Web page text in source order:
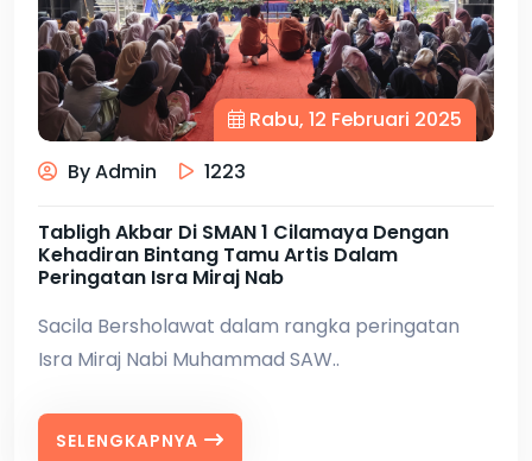
Rabu, 12 Februari 2025
By Admin
1223
Tabligh Akbar Di SMAN 1 Cilamaya Dengan
Kehadiran Bintang Tamu Artis Dalam
Peringatan Isra Miraj Nab
Sacila Bersholawat dalam rangka peringatan
Isra Miraj Nabi Muhammad SAW..
SELENGKAPNYA